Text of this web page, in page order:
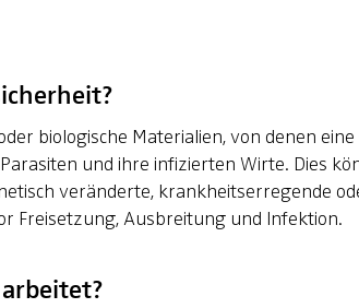
biologische Materialien, von denen
und ihre infizierten Wirte. Dies
veränderte, krankheitserregende
Freisetzung, Ausbreitung und Infektion.